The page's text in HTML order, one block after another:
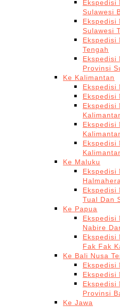
Ekspedisi
Sulawesi
Ekspedisi
Sulawesi
Ekspedisi
Tengah
Ekspedisi
Provinsi
Ke Kalimantan
Ekspedisi
Ekspedisi
Ekspedisi
Ekspedisi
Ekspedisi
Ke Maluku
Ekspedisi
Halmahera
Ekspedisi
Tual Dan
Ke Papua
Ekspedisi
Nabire
Ekspedisi
Fak Fak
Ke Bali Nusa
Ekspedisi
Ekspedisi
Ekspedisi
Provinsi
Ke Jawa